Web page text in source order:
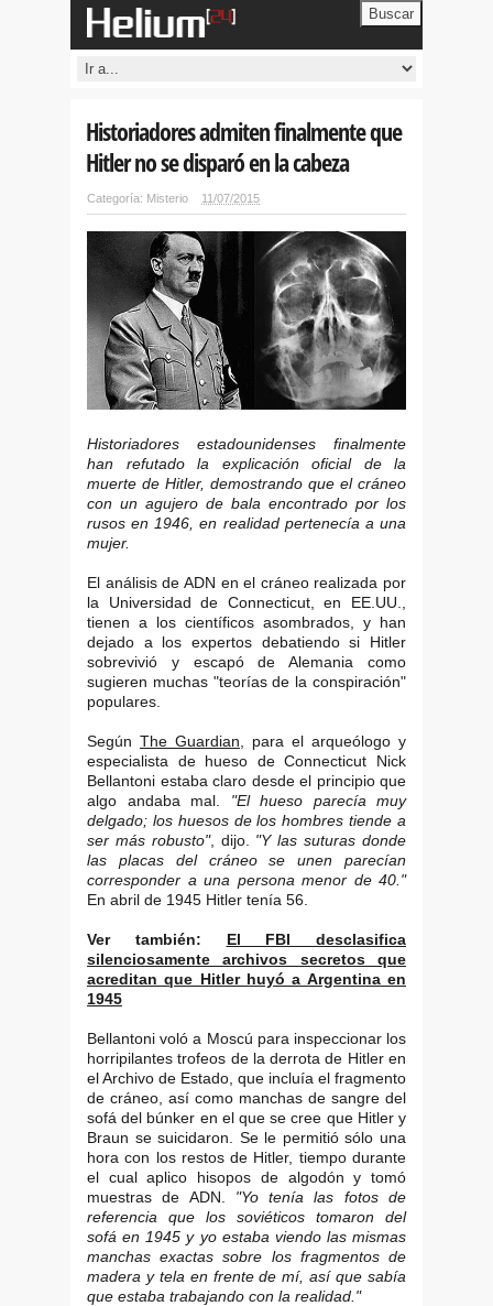
Buscar
Historiadores admiten finalmente que
Hitler no se disparó en la cabeza
Categoría: Misterio 11/07/2015
Historiadores estadounidenses finalmente
han refutado la explicación oficial de la
muerte de Hitler, demostrando que el cráneo
con un agujero de bala encontrado por los
rusos en 1946, en realidad pertenecía a una
mujer.
El análisis de ADN en el cráneo realizada por
la Universidad de Connecticut, en EE.UU.,
tienen a los científicos asombrados, y han
dejado a los expertos debatiendo si Hitler
sobrevivió y escapó de Alemania como
sugieren muchas "teorías de la conspiración"
populares.
Según The Guardian , para el arqueólogo y
especialista de hueso de Connecticut Nick
Bellantoni estaba claro desde el principio que
algo andaba mal. "El hueso parecía muy
delgado; los huesos de los hombres tiende a
ser más robusto", dijo. "Y las suturas donde
las placas del cráneo se unen parecían
corresponder a una persona menor de 40."
En abril de 1945 Hitler tenía 56.
Ver también: El FBI desclasifica
silenciosamente archivos secretos que
acreditan que Hitler huyó a Argentina en
1945
Bellantoni voló a Moscú para inspeccionar los
horripilantes trofeos de la derrota de Hitler en
el Archivo de Estado, que incluía el fragmento
de cráneo, así como manchas de sangre del
sofá del búnker en el que se cree que Hitler y
Braun se suicidaron. Se le permitió sólo una
hora con los restos de Hitler, tiempo durante
el cual aplico hisopos de algodón y tomó
muestras de ADN. "Yo tenía las fotos de
referencia que los soviéticos tomaron del
sofá en 1945 y yo estaba viendo las mismas
manchas exactas sobre los fragmentos de
madera y tela en frente de mí, así que sabía
que estaba trabajando con la realidad."